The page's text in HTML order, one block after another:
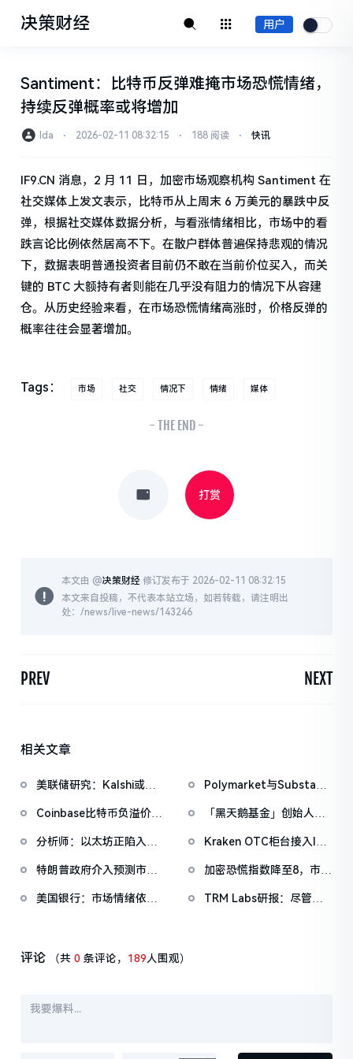
决策财经 用户
Santiment：比特币反弹难掩市场恐慌情绪，
持续反弹概率或将增加
Ida ⋅ 2026-02-11 08:32:15 ⋅ 188 阅读 ⋅ 快讯
IF9.CN 消息，2 月 11 日，加密市场观察机构 Santiment 在
社交媒体上发文表示，比特币从上周末 6 万美元的暴跌中反
弹，根据社交媒体数据分析，与看涨情绪相比，市场中的看
跌言论比例依然居高不下。在散户群体普遍保持悲观的情况
下，数据表明普通投资者目前仍不敢在当前价位买入，而关
键的 BTC 大额持有者则能在几乎没有阻力的情况下从容建
仓。从历史经验来看，在市场恐慌情绪高涨时，价格反弹的
概率往往会显著增加。
Tags： 市场 社交 情况下 情绪 媒体
- THE END -
打赏
本文由 @决策财经 修订发布于 2026-02-11 08:32:15
本文来自投稿，不代表本站立场，如若转载，请注明出
处：/news/live-news/143246
PREV NEXT
相关文章
美联储研究：Kalshi或可
工具
Polymarket与Substack
数据至新闻内容
Coinbase比特币负溢价已
报-0.0545%
「黑天鹅基金」创始人：
束，标普500将涨至8000
点甚至更高
分析师：以太坊正陷入
境」，质押将以太坊ETF
的本质改为生息产品
Kraken OTC柜台接入ICE
入的加密平台
特朗普政府介入预测市场
「不会再袖手旁观」
加密恐慌指数降至8，市场
美国银行：市场情绪依然
TRM Labs研报：尽管遭
评论 （共0 条评论， 189人围观）